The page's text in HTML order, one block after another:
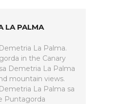
LA PALMA
La Palma.
in the Canary
Demetria La Palma
mountain views.
La Palma sa
Puntagorda